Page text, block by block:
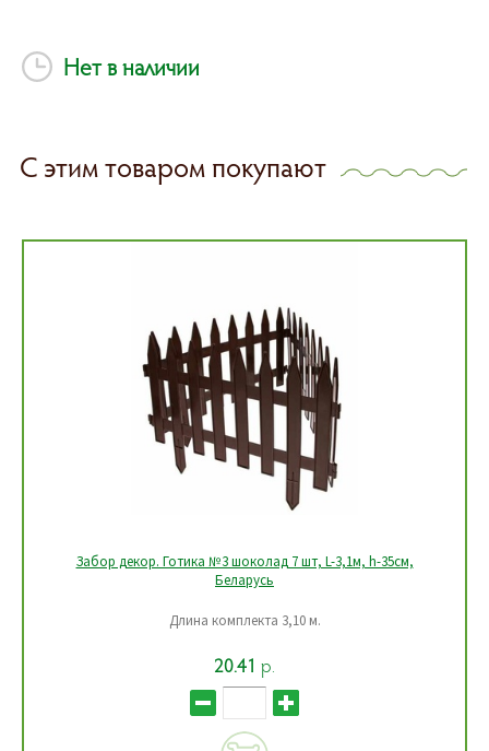
Нет в наличии
С этим товаром покупают
Забор декор. Готика №3 шоколад 7 шт, L-3,1м, h-35см,
Беларусь
Длина комплекта 3,10 м.
20.41 р.